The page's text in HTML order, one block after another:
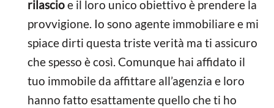
rilascioe il loro unico obiettivo è prendere la
provvigione. Io sono agente immobiliare e mi
spiace dirti questa triste verità ma ti assicuro
che spesso è così. Comunque hai affidato il
tuo immobile da affittare all’agenzia e loro
hanno fatto esattamente quello che ti ho